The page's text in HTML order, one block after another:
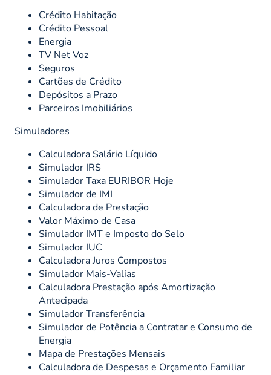
Crédito Habitação
Crédito Pessoal
Energia
TV Net Voz
Seguros
Cartões de Crédito
Depósitos a Prazo
Parceiros Imobiliários
Simuladores
Calculadora Salário Líquido
Simulador IRS
Simulador Taxa EURIBOR Hoje
Simulador de IMI
Calculadora de Prestação
Valor Máximo de Casa
Simulador IMT e Imposto do Selo
Simulador IUC
Calculadora Juros Compostos
Simulador Mais-Valias
Calculadora Prestação após Amortização
Antecipada
Simulador Transferência
Simulador de Potência a Contratar e Consumo de
Energia
Mapa de Prestações Mensais
Calculadora de Despesas e Orçamento Familiar